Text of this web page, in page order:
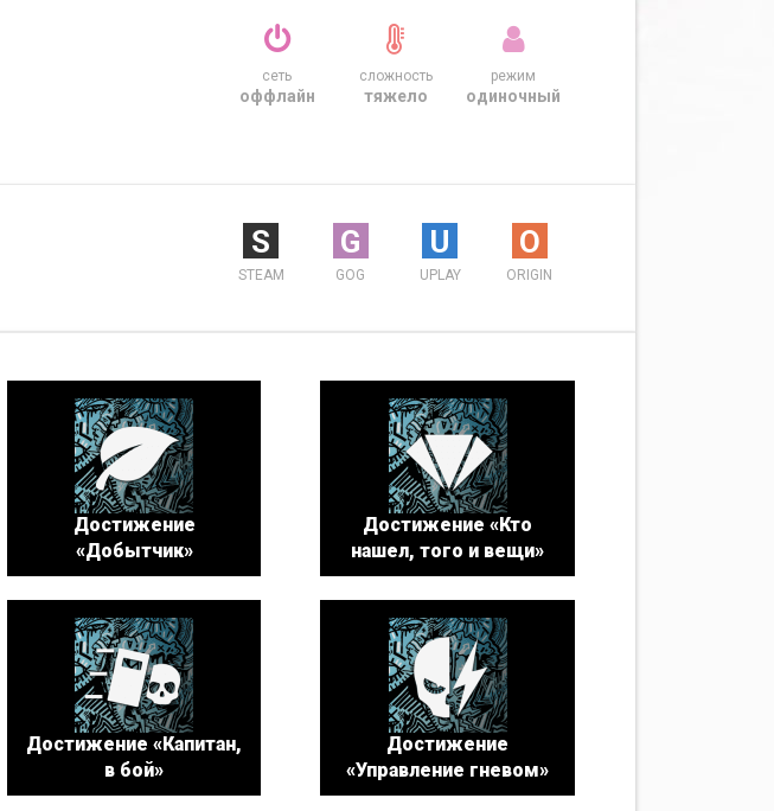
сеть
оффлайн
сложность
тяжело
режим
одиночный
S
STEAM
G
GOG
U
UPLAY
O
ORIGIN
Достижение
«Добытчик»
Достижение «Кто
нашел, того и вещи»
Достижение «Капитан,
в бой»
Достижение
«Управление гневом»